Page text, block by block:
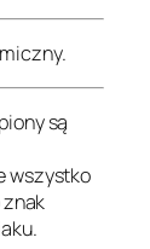
są
wszystko